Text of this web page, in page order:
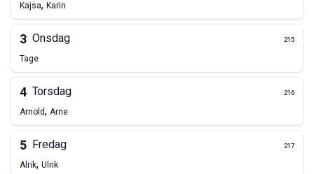
Kajsa, Karin
3 Onsdag 215
Tage
4 Torsdag 216
Arnold, Arne
5 Fredag 217
Alrik, Ulrik